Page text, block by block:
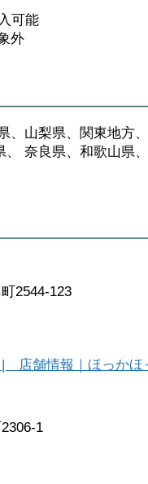
可能
外
、山梨県、関東地方
、 奈良県、和歌山県
2544-123
店舗情報｜ほっかほ
1